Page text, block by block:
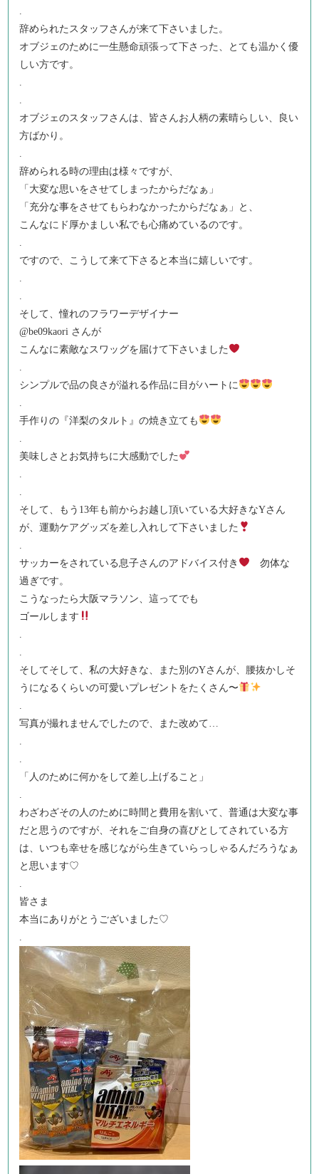
.
辞められたスタッフさんが来て下さいました。
オブジェのために一生懸命頑張って下さった、とても温かく優
しい方です。
.
.
オブジェのスタッフさんは、皆さんお人柄の素晴らしい、良い
方ばかり。
.
辞められる時の理由は様々ですが、
「大変な思いをさせてしまったからだなぁ」
「充分な事をさせてもらわなかったからだなぁ」と、
こんなにド厚かましい私でも心痛めているのです。
.
ですので、こうして来て下さると本当に嬉しいです。
.
.
そして、憧れのフラワーデザイナー
@be09kaori さんが
こんなに素敵なスワッグを届けて下さいました
.
シンプルで品の良さが溢れる作品に目がハートに
.
手作りの『洋梨のタルト』の焼き立ても
.
美味しさとお気持ちに大感動でした
.
.
そして、もう13年も前からお越し頂いている大好きなYさん
が、運動ケアグッズを差し入れして下さいました
.
サッカーをされている息子さんのアドバイス付き
勿体な
過ぎです。
こうなったら大阪マラソン、這ってでも
ゴールします
.
.
そしてそして、私の大好きな、また別のYさんが、腰抜かしそ
うになるくらいの可愛いプレゼントをたくさん〜
.
写真が撮れませんでしたので、また改めて…
.
.
「人のために何かをして差し上げること」
.
わざわざその人のために時間と費用を割いて、普通は大変な事
だと思うのですが、それをご自身の喜びとしてされている方
は、いつも幸せを感じながら生きていらっしゃるんだろうなぁ
と思います♡
.
皆さま
本当にありがとうございました♡
.